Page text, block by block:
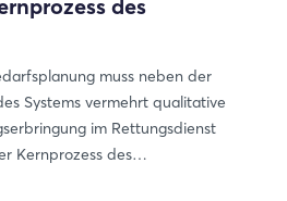
des
muss neben der
Systems vermehrt qualitative
im Rettungsdienst
Kernprozess des
die "präklinische Reanimation"